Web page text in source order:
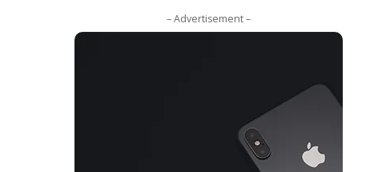
– Advertisement –